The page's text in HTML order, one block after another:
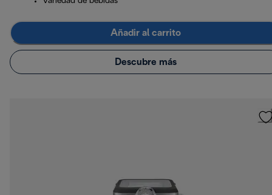
Añadir al carrito
Descubre más